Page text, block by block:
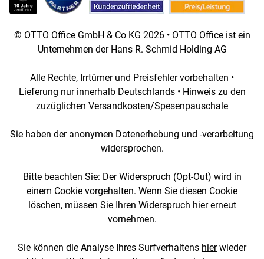
© OTTO Office GmbH & Co KG 2026 • OTTO Office ist ein
Unternehmen der Hans R. Schmid Holding AG
Alle Rechte, Irrtümer und Preisfehler vorbehalten •
Lieferung nur innerhalb Deutschlands • Hinweis zu den
zuzüglichen Versandkosten/Spesenpauschale
Sie haben der anonymen Datenerhebung und -verarbeitung
widersprochen.
Bitte beachten Sie: Der Widerspruch (Opt-Out) wird in
einem Cookie vorgehalten. Wenn Sie diesen Cookie
löschen, müssen Sie Ihren Widerspruch hier erneut
vornehmen.
Sie können die Analyse Ihres Surfverhaltens hierwieder